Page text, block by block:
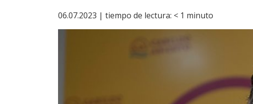
06.07.2023 | tiempo de lectura: < 1 minuto